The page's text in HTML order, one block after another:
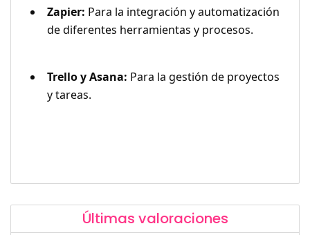
Zapier: Para la integración y automatización
de diferentes herramientas y procesos.
Trello y Asana: Para la gestión de proyectos
y tareas.
Últimas valoraciones